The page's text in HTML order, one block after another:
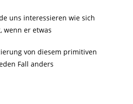
uns interessieren wie sich
wenn er etwas
von diesem primitiven
Fall anders